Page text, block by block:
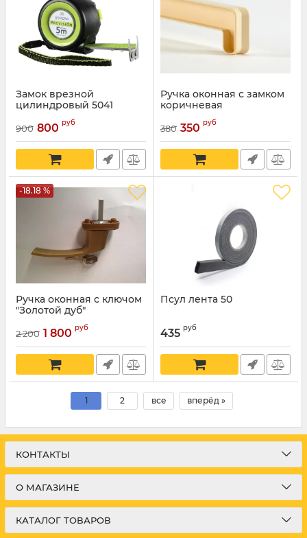
Замок врезной
цилиндровый 5041
900 800 руб
Ручка оконная с замком
коричневая
380 350 руб
-18.18 %
Ручка оконная с ключом
"Золотой дуб"
2 200 1 800 руб
Псул лента 50
435 руб
1 2 все вперёд »
КОНТАКТЫ
О МАГАЗИНЕ
КАТАЛОГ ТОВАРОВ